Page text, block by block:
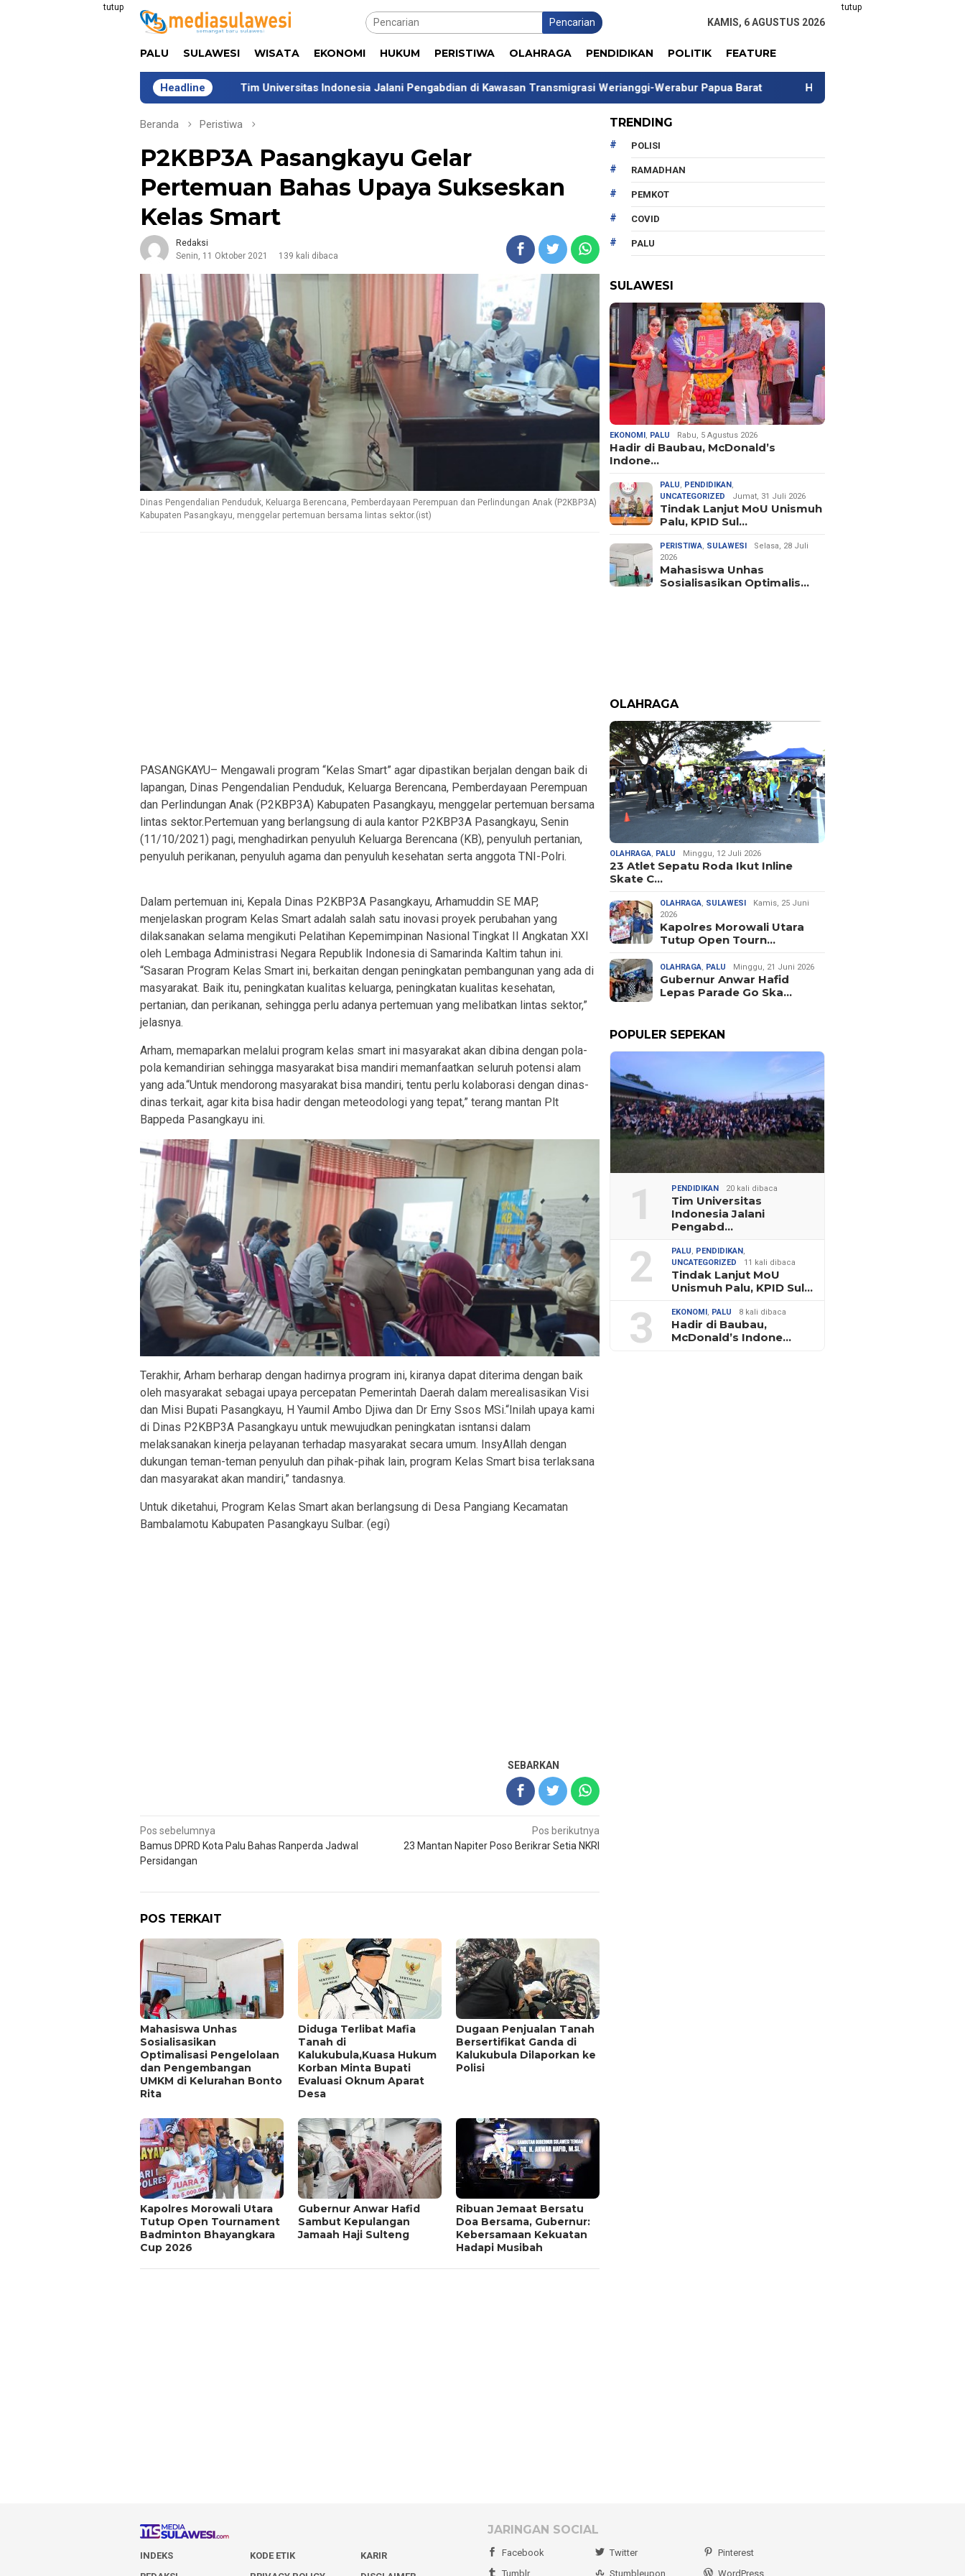
tutup tutup
Pencarian KAMIS, 6 AGUSTUS 2026
PALU SULAWESI WISATA EKONOMI HUKUM PERISTIWA OLAHRAGA PENDIDIKAN POLITIK FEATURE
Headline
Tim Universitas Indonesia Jalani Pengabdian di Kawasan Transmigrasi Werianggi-Werabur Papua Barat Hadir di Baubau, McDonald’s Indonesia Perkuat
Beranda Peristiwa
P2KBP3A Pasangkayu Gelar
Pertemuan Bahas Upaya Sukseskan
Kelas Smart
Redaksi
Senin, 11 Oktober 2021
139 kali dibaca
Dinas Pengendalian Penduduk, Keluarga Berencana, Pemberdayaan Perempuan dan Perlindungan Anak (P2KBP3A)
Kabupaten Pasangkayu, menggelar pertemuan bersama lintas sektor.(ist)
PASANGKAYU– Mengawali program “Kelas Smart” agar dipastikan berjalan dengan baik di
lapangan, Dinas Pengendalian Penduduk, Keluarga Berencana, Pemberdayaan Perempuan
dan Perlindungan Anak (P2KBP3A) Kabupaten Pasangkayu, menggelar pertemuan bersama
lintas sektor.Pertemuan yang berlangsung di aula kantor P2KBP3A Pasangkayu, Senin
(11/10/2021) pagi, menghadirkan penyuluh Keluarga Berencana (KB), penyuluh pertanian,
penyuluh perikanan, penyuluh agama dan penyuluh kesehatan serta anggota TNI-Polri.
Dalam pertemuan ini, Kepala Dinas P2KBP3A Pasangkayu, Arhamuddin SE MAP,
menjelaskan program Kelas Smart adalah salah satu inovasi proyek perubahan yang
dilaksanakan selama mengikuti Pelatihan Kepemimpinan Nasional Tingkat II Angkatan XXI
oleh Lembaga Administrasi Negara Republik Indonesia di Samarinda Kaltim tahun ini.
“Sasaran Program Kelas Smart ini, berkaitan dengan peningkatan pembangunan yang ada di
masyarakat. Baik itu, peningkatan kualitas keluarga, peningkatan kualitas kesehatan,
pertanian, dan perikanan, sehingga perlu adanya pertemuan yang melibatkan lintas sektor,”
jelasnya.
Arham, memaparkan melalui program kelas smart ini masyarakat akan dibina dengan pola-
pola kemandirian sehingga masyarakat bisa mandiri memanfaatkan seluruh potensi alam
yang ada.“Untuk mendorong masyarakat bisa mandiri, tentu perlu kolaborasi dengan dinas-
dinas terkait, agar kita bisa hadir dengan meteodologi yang tepat,” terang mantan Plt
Bappeda Pasangkayu ini.
Terakhir, Arham berharap dengan hadirnya program ini, kiranya dapat diterima dengan baik
oleh masyarakat sebagai upaya percepatan Pemerintah Daerah dalam merealisasikan Visi
dan Misi Bupati Pasangkayu, H Yaumil Ambo Djiwa dan Dr Erny Ssos MSi.“Inilah upaya kami
di Dinas P2KBP3A Pasangkayu untuk mewujudkan peningkatan isntansi dalam
melaksanakan kinerja pelayanan terhadap masyarakat secara umum. InsyAllah dengan
dukungan teman-teman penyuluh dan pihak-pihak lain, program Kelas Smart bisa terlaksana
dan masyarakat akan mandiri,” tandasnya.
Untuk diketahui, Program Kelas Smart akan berlangsung di Desa Pangiang Kecamatan
Bambalamotu Kabupaten Pasangkayu Sulbar. (egi)
SEBARKAN
Navigasi
pos
Pos sebelumnya
Bamus DPRD Kota Palu Bahas Ranperda Jadwal
Persidangan
Pos berikutnya
23 Mantan Napiter Poso Berikrar Setia NKRI
POS TERKAIT
Mahasiswa Unhas
Sosialisasikan
Optimalisasi Pengelolaan
dan Pengembangan
UMKM di Kelurahan Bonto
Rita
Diduga Terlibat Mafia
Tanah di
Kalukubula,Kuasa Hukum
Korban Minta Bupati
Evaluasi Oknum Aparat
Desa
Dugaan Penjualan Tanah
Bersertifikat Ganda di
Kalukubula Dilaporkan ke
Polisi
Kapolres Morowali Utara
Tutup Open Tournament
Badminton Bhayangkara
Cup 2026
Gubernur Anwar Hafid
Sambut Kepulangan
Jamaah Haji Sulteng
Ribuan Jemaat Bersatu
Doa Bersama, Gubernur:
Kebersamaan Kekuatan
Hadapi Musibah
TRENDING
POLISI
RAMADHAN
PEMKOT
COVID
PALU
SULAWESI
EKONOMI, PALU Rabu, 5 Agustus 2026
Hadir di Baubau, McDonald’s
Indone…
PALU, PENDIDIKAN,
UNCATEGORIZED
Jumat, 31 Juli 2026
Tindak Lanjut MoU Unismuh
Palu, KPID Sul…
PERISTIWA, SULAWESI
Selasa, 28 Juli
2026
Mahasiswa Unhas
Sosialisasikan Optimalis…
OLAHRAGA
OLAHRAGA PALU Minggu, 12 Juli 2026
23 Atlet Sepatu Roda Ikut Inline
Skate C…
OLAHRAGA SULAWESI
Kamis, 25 Juni
2026
Kapolres Morowali Utara
Tutup Open Tourn…
OLAHRAGA PALU Minggu, 21 Juni 2026
Gubernur Anwar Hafid
Lepas Parade Go Ska…
POPULER SEPEKAN
1 PENDIDIKAN 20 kali dibaca
Tim Universitas
Indonesia Jalani
Pengabd…
2 PALU, PENDIDIKAN ,
UNCATEGORIZED
11 kali dibaca
Tindak Lanjut MoU
Unismuh Palu, KPID Sul…
3 EKONOMI , PALU 8 kali dibaca
Hadir di Baubau,
McDonald’s Indone…
INDEKS KODE ETIK
KARIR
JARINGAN SOCIAL
Facebook Twitter
Pinterest
Tumblr
Stumbleupon WordPress